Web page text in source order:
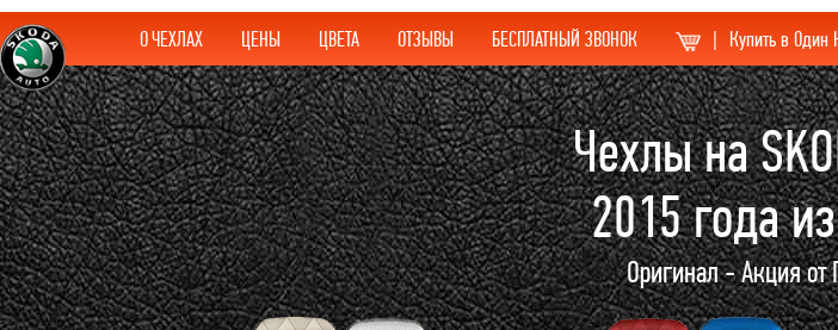
О ЧЕХЛАХ ЦЕНЫ ЦВЕТА ОТЗЫВЫ БЕСПЛАТНЫЙ ЗВОНОК | Купить в Один
Чехлы на
2015 года
Оригинал - Акция от